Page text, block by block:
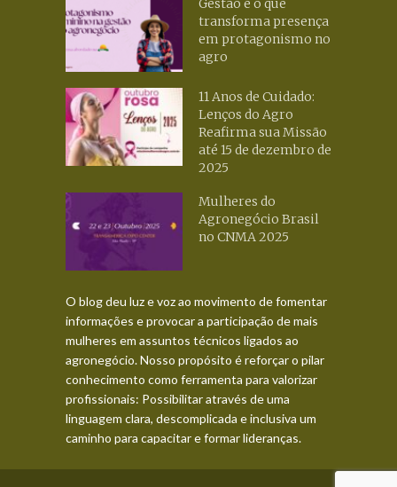
Gestão é o que
transforma presença
em protagonismo no
agro
11 Anos de Cuidado:
Lenços do Agro
Reafirma sua Missão
até 15 de dezembro de
2025
Mulheres do
Agronegócio Brasil
no CNMA 2025
O blog deu luz e voz ao movimento de fomentar
informações e provocar a participação de mais
mulheres em assuntos técnicos ligados ao
agronegócio. Nosso propósito é reforçar o pilar
conhecimento como ferramenta para valorizar
profissionais: Possibilitar através de uma
linguagem clara, descomplicada e inclusiva um
caminho para capacitar e formar lideranças.